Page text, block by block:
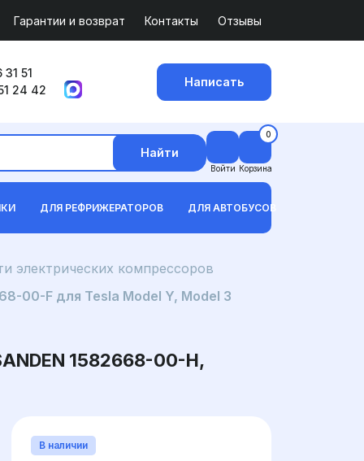
Гарантии и возврат Контакты Отзывы
51
24 42
Написать
Найти
Войти
0
Корзина
ДЛЯ РЕФРИЖЕРАТОРОВ ДЛЯ АВТОБУСОВ
электрических компрессоров
00-F для Tesla Model Y, Model 3
1582668-00-H,
В наличии